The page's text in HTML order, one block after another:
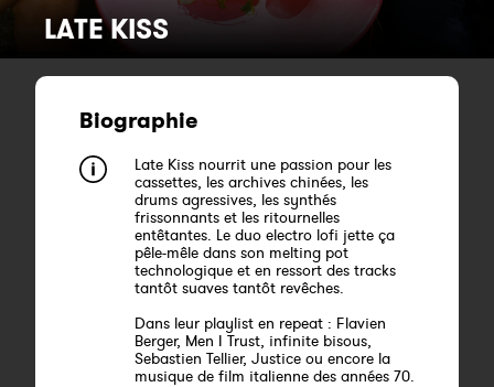
LATE KISS
Biographie
Late Kiss nourrit une passion pour les
cassettes, les archives chinées, les
drums agressives, les synthés
frissonnants et les ritournelles
entêtantes. Le duo electro lofi jette ça
pêle-mêle dans son melting pot
technologique et en ressort des tracks
tantôt suaves tantôt revêches.
Dans leur playlist en repeat : Flavien
Berger, Men I Trust, infinite bisous,
Sebastien Tellier, Justice ou encore la
musique de film italienne des années 70.